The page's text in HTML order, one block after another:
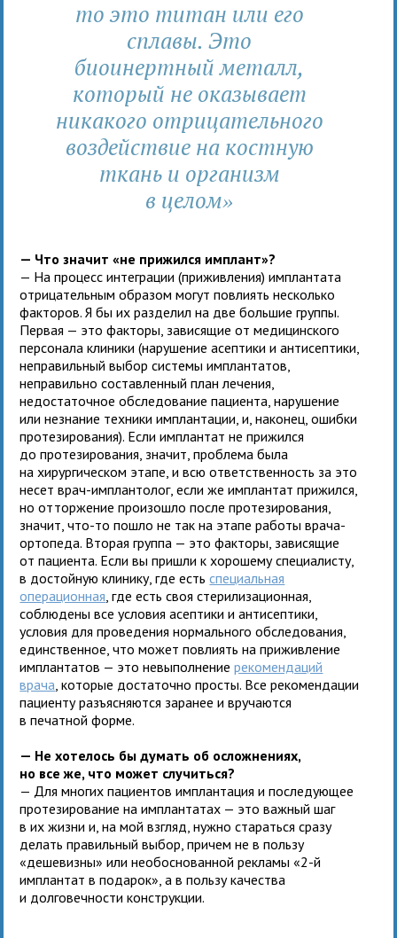
то это титан или его
сплавы. Это
биоинертный металл,
который не оказывает
никакого отрицательного
воздействие на костную
ткань и организм
в целом»
— Что значит «не прижился имплант»?
— На процесс интеграции (приживления) имплантата
отрицательным образом могут повлиять несколько
факторов. Я бы их разделил на две большие группы.
Первая — это факторы, зависящие от медицинского
персонала клиники (нарушение асептики и антисептики,
неправильный выбор системы имплантатов,
неправильно составленный план лечения,
недостаточное обследование пациента, нарушение
или незнание техники имплантации, и, наконец, ошибки
протезирования). Если имплантат не прижился
до протезирования, значит, проблема была
на хирургическом этапе, и всю ответственность за это
несет врач-имплантолог, если же имплантат прижился,
но отторжение произошло после протезирования,
значит, что-то пошло не так на этапе работы врача-
ортопеда. Вторая группа — это факторы, зависящие
от пациента. Если вы пришли к хорошему специалисту,
в достойную клинику, где естьспециальная
операционная , где есть своя стерилизационная,
соблюдены все условия асептики и антисептики,
условия для проведения нормального обследования,
единственное, что может повлиять на приживление
имплантатов — это невыполнениерекомендаций
врача , которые достаточно просты. Все рекомендации
пациенту разъясняются заранее и вручаются
в печатной форме.
— Не хотелось бы думать об осложнениях,
но все же, что может случиться?
— Для многих пациентов имплантация и последующее
протезирование на имплантатах — это важный шаг
в их жизни и, на мой взгляд, нужно стараться сразу
делать правильный выбор, причем не в пользу
«дешевизны» или необоснованной рекламы «2-й
имплантат в подарок», а в пользу качества
и долговечности конструкции.